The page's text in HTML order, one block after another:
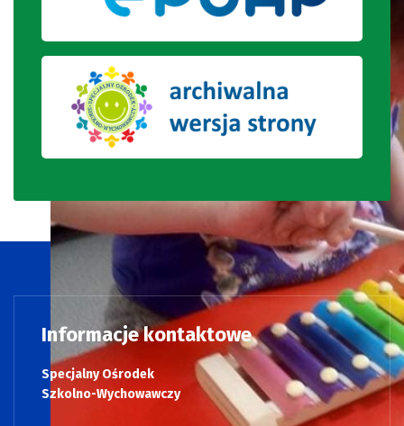
Informacje kontaktowe
Specjalny Ośrodek
Szkolno-Wychowawczy